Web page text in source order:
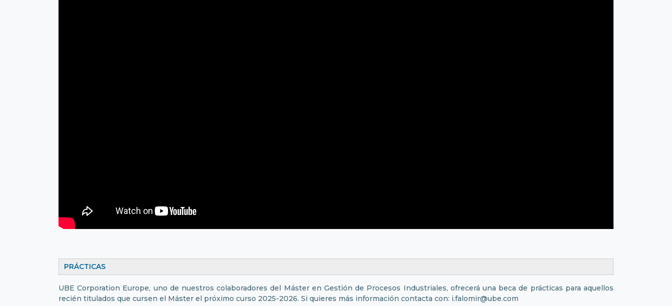
PRÁCTICAS
UBE Corporation Europe, uno de nuestros colaboradores del Máster en Gestión de Procesos Industriales, ofrecerá una beca de prácticas para aquellos
recién titulados que cursen el Máster el próximo curso 2025-2026. Si quieres más información contacta con: i.falomir@ube.com